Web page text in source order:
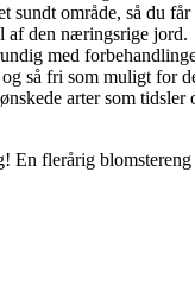
sundt område, så du
af den næringsrige jord.
med
så fri som muligt for
arter som
En flerårig